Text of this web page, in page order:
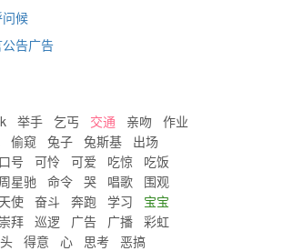
候
告广告
举手 乞丐 交通 亲吻
作业
偷窥 兔子 兔斯基
出场
口号 可怜 可爱 吃惊
吃饭
周星驰 命令 哭 唱歌
围观
天使 奋斗 奔跑 学习
宝宝
崇拜 巡逻 广告 广播
彩虹
得意 心 思考
恶搞